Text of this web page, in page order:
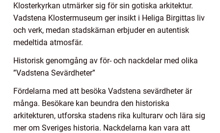
Klosterkyrkan utmärker sig för sin gotiska arkitektur.
Vadstena Klostermuseum ger insikt i Heliga Birgittas liv
och verk, medan stadskärnan erbjuder en autentisk
medeltida atmosfär.
Historisk genomgång av för- och nackdelar med olika
”Vadstena Sevärdheter”
Fördelarna med att besöka Vadstena sevärdheter är
många. Besökare kan beundra den historiska
arkitekturen, utforska stadens rika kulturarv och lära sig
mer om Sveriges historia. Nackdelarna kan vara att